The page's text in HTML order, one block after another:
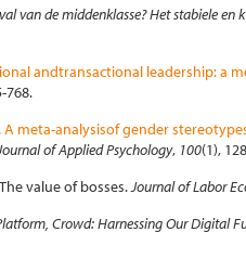
van de middenklasse? Het stabiele en
andtransactional leadership: a
768.
A meta-analysisof gender
of Applied Psychology, 100(1),
The value of bosses.Journal of Labor
Crowd: Harnessing Our Digital